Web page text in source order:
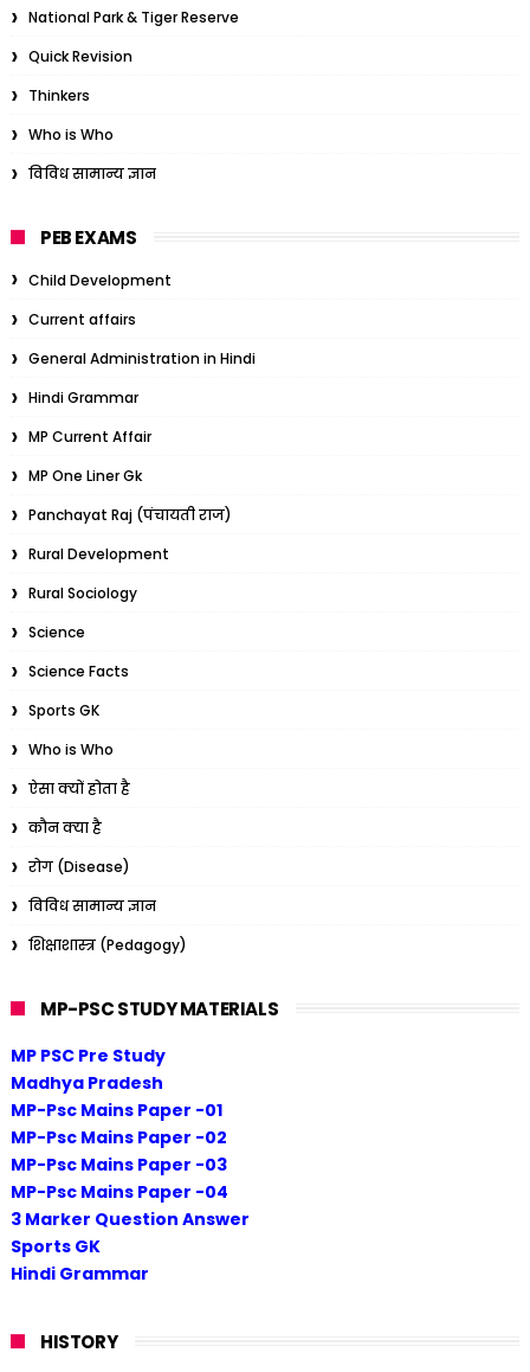
National Park & Tiger Reserve
Quick Revision
Thinkers
Who is Who
विविध सामान्य ज्ञान
PEB EXAMS
Child Development
Current affairs
General Administration in Hindi
Hindi Grammar
MP Current Affair
MP One Liner Gk
Panchayat Raj (पंचायती राज)
Rural Development
Rural Sociology
Science
Science Facts
Sports GK
Who is Who
ऐसा क्यों होता है
कौन क्या है
रोग (Disease)
विविध सामान्य ज्ञान
शिक्षाशास्त्र (Pedagogy)
MP-PSC STUDY MATERIALS
MP PSC Pre Study
Madhya Pradesh
MP-Psc Mains Paper -01
MP-Psc Mains Paper -02
MP-Psc Mains Paper -03
MP-Psc Mains Paper -04
3 Marker Question Answer
Sports GK
Hindi Grammar
HISTORY